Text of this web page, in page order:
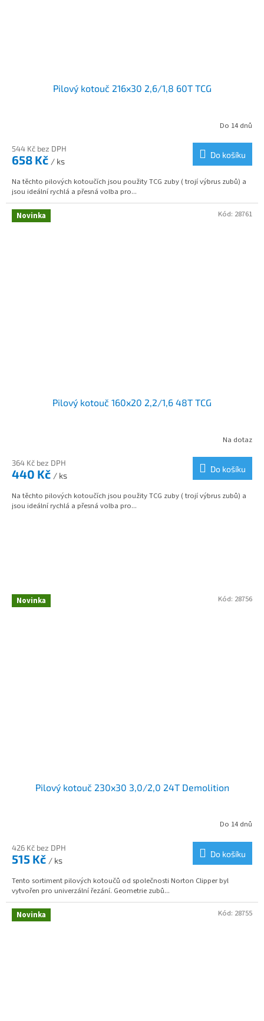
Pilový kotouč 216x30 2,6/1,8 60T TCG
Do 14 dnů
544 Kč bez DPH
658 Kč / ks
Do košíku
Na těchto pilových kotoučích jsou použity TCG zuby ( trojí výbrus zubů) a
jsou ideální rychlá a přesná volba pro...
Novinka
Pilový kotouč 160x20 2,2/1,6 48T TCG
Na dotaz
364 Kč bez DPH
440 Kč / ks
Do košíku
Na těchto pilových kotoučích jsou použity TCG zuby ( trojí výbrus zubů) a
jsou ideální rychlá a přesná volba pro...
Kód: 28761
Novinka
Pilový kotouč 230x30 3,0/2,0 24T Demolition
Do 14 dnů
426 Kč bez DPH
515 Kč / ks
Do košíku
Tento sortiment pilových kotoučů od společnosti Norton Clipper byl
vytvořen pro univerzální řezání. Geometrie zubů...
Kód: 28756
Novinka Kód: 28755